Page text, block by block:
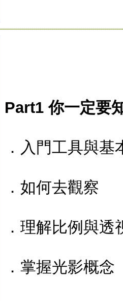
Part1 你一定要
．入門工具與基
．如何去觀察
．理解比例與透
．掌握光影概念